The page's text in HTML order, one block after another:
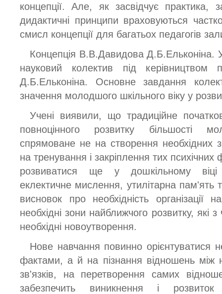
концепції. Але, як засвідчує практика,
дидактичні принципи враховуються
смисл концепції для багатьох педагогів
Концепція В.В.Давидова Д.Б.Ельконіна.
науковий колектив під керівництвом
Д.Б.Ельконіна. Основне завдання
значення молодшого шкільного віку у
Учені виявили, що традиційне
повноцінного розвитку більшості
спрямоване не на створення необхідних
на тренування і закріплення тих психічних
розвиватися ще у дошкільному віці
еклектичне мислення, утилітарна пам'ять
висновок про необхідність організації
необхідні зони найближчого розвитку,
необхідні новоутворення.
Нове навчання повинно орієнтуватися
фактами, а й на пізнання відношень між
зв'язків, на перетворення самих
забезпечить виникнення і